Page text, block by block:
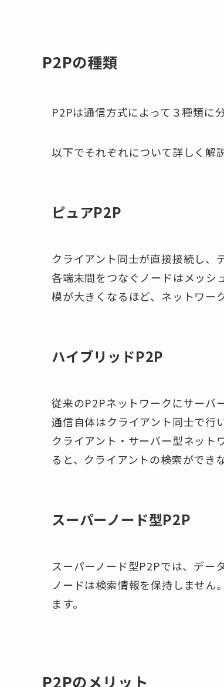
P2Pの種類
P2Pは通信方式によって３種類に
以下でそれぞれについて詳しく解
ピュアP2P
クライアント同士が直接接続し、
各端末間をつなぐノードはメッシ
模が大きくなるほど、ネットワー
ハイブリッドP2P
従来のP2Pネットワークにサーバ
通信自体はクライアント同士で行
クライアント・サーバー型ネット
ると、クライアントの検索ができ
スーパーノード型P2P
スーパーノード型P2Pでは、デー
ノードは検索情報を保持しません
ます。
P2Pのメリット